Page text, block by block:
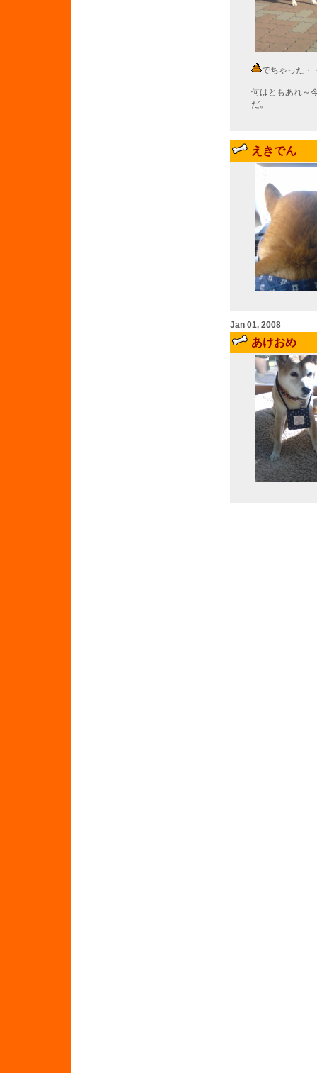
でちゃった・
何はともあれ～
だ。
えきでん
Jan 01, 2008
あけおめ